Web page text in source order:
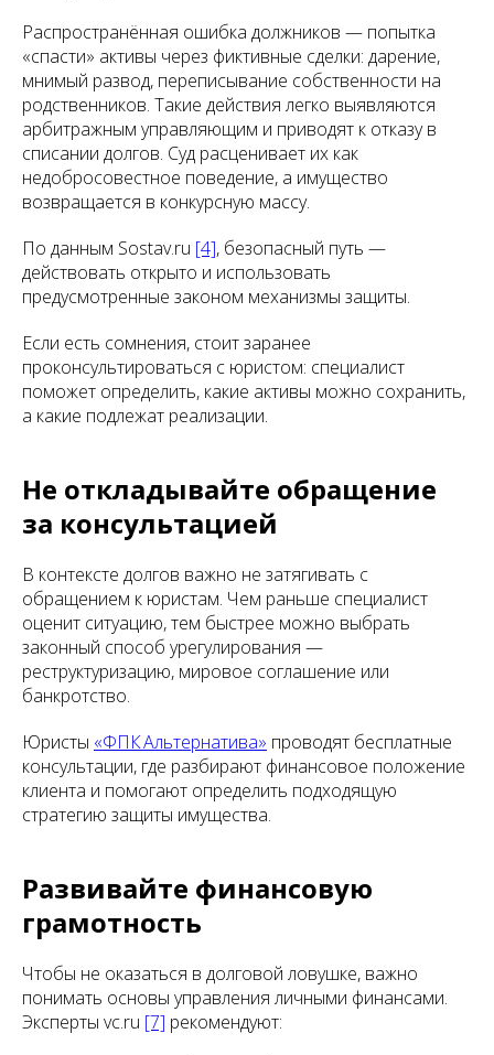
Распространённая ошибка должников — попытка
«спасти» активы через фиктивные сделки: дарение,
мнимый развод, переписывание собственности на
родственников. Такие действия легко выявляются
арбитражным управляющим и приводят к отказу в
списании долгов. Суд расценивает их как
недобросовестное поведение, а имущество
возвращается в конкурсную массу.
По данным Sostav.ru [4], безопасный путь —
действовать открыто и использовать
предусмотренные законом механизмы защиты.
Если есть сомнения, стоит заранее
проконсультироваться с юристом: специалист
поможет определить, какие активы можно сохранить,
а какие подлежат реализации.
Не откладывайте обращение
за консультацией
В контексте долгов важно не затягивать с
обращением к юристам. Чем раньше специалист
оценит ситуацию, тем быстрее можно выбрать
законный способ урегулирования —
реструктуризацию, мировое соглашение или
банкротство.
Юристы «ФПК Альтернатива» проводят бесплатные
консультации, где разбирают финансовое положение
клиента и помогают определить подходящую
стратегию защиты имущества.
Развивайте финансовую
грамотность
Чтобы не оказаться в долговой ловушке, важно
понимать основы управления личными финансами.
Эксперты vc.ru [7] рекомендуют: